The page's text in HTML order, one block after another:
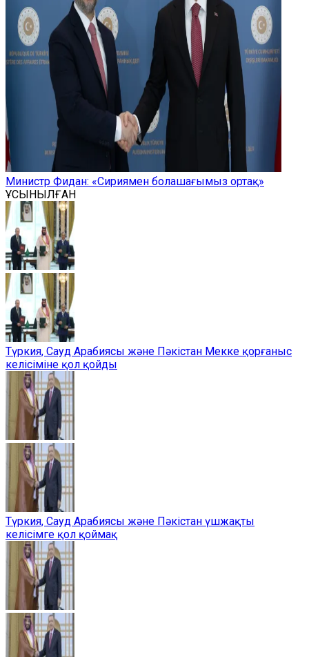
Министр Фидан: «Сириямен болашағымыз ортақ»
ҰСЫНЫЛҒАН
Түркия, Сауд Арабиясы және Пәкістан Мекке қорғаныс
келісіміне қол қойды
Түркия, Сауд Арабиясы және Пәкістан үшжақты
келісімге қол қоймақ